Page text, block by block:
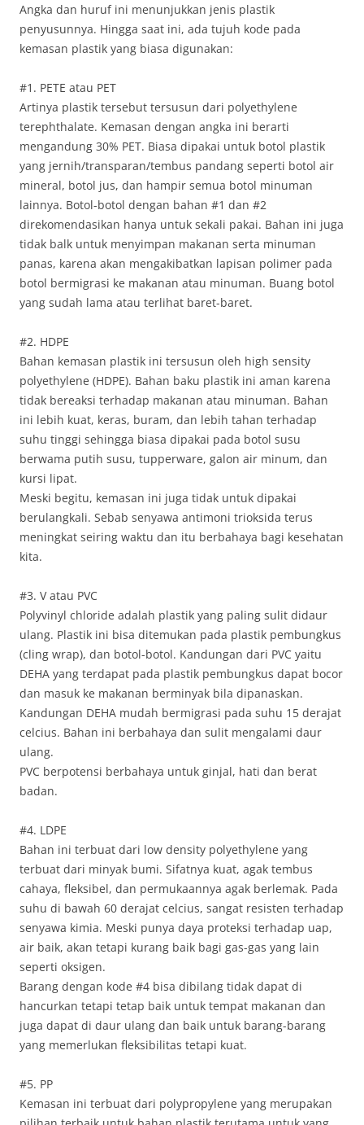
Angka dan huruf ini menunjukkan jenis plastik
penyusunnya. Hingga saat ini, ada tujuh kode pada
kemasan plastik yang biasa digunakan:
#1. PETE atau PET
Artinya plastik tersebut tersusun dari polyethylene
terephthalate. Kemasan dengan angka ini berarti
mengandung 30% PET. Biasa dipakai untuk botol plastik
yang jernih/transparan/tembus pandang seperti botol air
mineral, botol jus, dan hampir semua botol minuman
lainnya. Botol-botol dengan bahan #1 dan #2
direkomendasikan hanya untuk sekali pakai. Bahan ini juga
tidak balk untuk menyimpan makanan serta minuman
panas, karena akan mengakibatkan lapisan polimer pada
botol bermigrasi ke makanan atau minuman. Buang botol
yang sudah lama atau terlihat baret-baret.
#2. HDPE
Bahan kemasan plastik ini tersusun oleh high sensity
polyethylene (HDPE). Bahan baku plastik ini aman karena
tidak bereaksi terhadap makanan atau minuman. Bahan
ini lebih kuat, keras, buram, dan lebih tahan terhadap
suhu tinggi sehingga biasa dipakai pada botol susu
berwama putih susu, tupperware, galon air minum, dan
kursi lipat.
Meski begitu, kemasan ini juga tidak untuk dipakai
berulangkali. Sebab senyawa antimoni trioksida terus
meningkat seiring waktu dan itu berbahaya bagi kesehatan
kita.
#3. V atau PVC
Polyvinyl chloride adalah plastik yang paling sulit didaur
ulang. Plastik ini bisa ditemukan pada plastik pembungkus
(cling wrap), dan botol-botol. Kandungan dari PVC yaitu
DEHA yang terdapat pada plastik pembungkus dapat bocor
dan masuk ke makanan berminyak bila dipanaskan.
Kandungan DEHA mudah bermigrasi pada suhu 15 derajat
celcius. Bahan ini berbahaya dan sulit mengalami daur
ulang.
PVC berpotensi berbahaya untuk ginjal, hati dan berat
badan.
#4. LDPE
Bahan ini terbuat dari low density polyethylene yang
terbuat dari minyak bumi. Sifatnya kuat, agak tembus
cahaya, fleksibel, dan permukaannya agak berlemak. Pada
suhu di bawah 60 derajat celcius, sangat resisten terhadap
senyawa kimia. Meski punya daya proteksi terhadap uap,
air baik, akan tetapi kurang baik bagi gas-gas yang lain
seperti oksigen.
Barang dengan kode #4 bisa dibilang tidak dapat di
hancurkan tetapi tetap baik untuk tempat makanan dan
juga dapat di daur ulang dan baik untuk barang-barang
yang memerlukan fleksibilitas tetapi kuat.
#5. PP
Kemasan ini terbuat dari polypropylene yang merupakan